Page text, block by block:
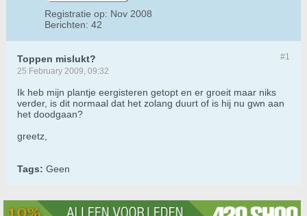
Registratie op: Nov 2008
Berichten: 42
#1
Toppen mislukt?
25 February 2009, 09:32
Ik heb mijn plantje eergisteren getopt en er groeit maar niks
verder, is dit normaal dat het zolang duurt of is hij nu gwn aan
het doodgaan?
greetz,
Tags: Geen